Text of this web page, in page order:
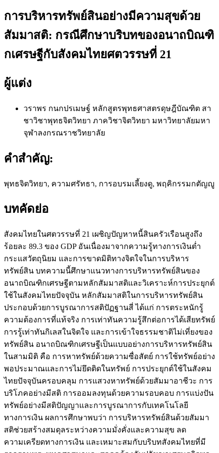
การบริหารทรัพย์สินอย่างมีความสุขด้วย
สัมมาสติ: กรณีศึกษาบริบทของอนาถบิณฑิ
กเศรษฐีกับสังคมไทยศตวรรษที่ 21
ผู้แต่ง
วราพร กนกปรเมษฐ์ หลักสูตรพุทธศาสตรดุษฎีบัณฑิต สา
ชาวิชาพุทธจิตวิทยา ภาควิชาจิตวิทยา มหาวิทยาลัยมหา
จุฬาลงกรณราชวิทยาลัย
คำสำคัญ:
พุทธจิตวิทยา, ความศรัทธา, การอบรมเลี้ยงดู, พฤคิกรรมกตัญญู
บทคัดย่อ
สังคมไทยในศตวรรษที่ 21 เผชิญปัญหาหนี้สินครัวเรือนสูงถึง
ร้อยละ 89.3 ของ GDP อันเนื่องมาจากความรู้ทางการเงินต่ำ
กระแสวัตถุนิยม และการขาดมิติทางจิตใจในการบริหาร
ทรัพย์สิน บทความนี้ศึกษาแนวทางการบริหารทรัพย์สินของ
อนาถบิณฑิกเศรษฐีตามหลักสัมมาสติและวิเคราะห์การประยุกต์
ใช้ในสังคมไทยปัจจุบัน หลักสัมมาสติในการบริหารทรัพย์สิน
ประกอบด้วยการบูรณาการสติปัฏฐานสี่ ได้แก่ การตระหนักรู้
ความต้องการที่แท้จริง การเท่าทันความรู้สึกต่อการได้เสียทรัพย์
การรู้เท่าทันกิเลสในจิตใจ และการเข้าใจธรรมชาติไม่เที่ยงของ
ทรัพย์สิน อนาถบิณฑิกเศรษฐีเป็นแบบอย่างการบริหารทรัพย์สิน
ในสามมิติ คือ การหาทรัพย์ด้วยความซื่อสัตย์ การใช้ทรัพย์อย่าง
พอประมาณและการไม่ยึดติดในทรัพย์ การประยุกต์ใช้ในสังคม
ไทยปัจจุบันครอบคลุม การแสวงหาทรัพย์ด้วยสัมมาอาชีวะ การ
บริโภคอย่างมีสติ การออมลงทุนด้วยความรอบคอบ การแบ่งปัน
ทรัพย์อย่างมีสติปัญญาและการบูรณาการกับเทคโนโลยี
ทางการเงิน ผลการศึกษาพบว่า การบริหารทรัพย์สินด้วยสัมมา
สติช่วยสร้างสมดุลระหว่างความมั่งคั่งและความสุข ลด
ความเครียดทางการเงิน และเหมาะสมกับบริบทสังคมไทยที่มี